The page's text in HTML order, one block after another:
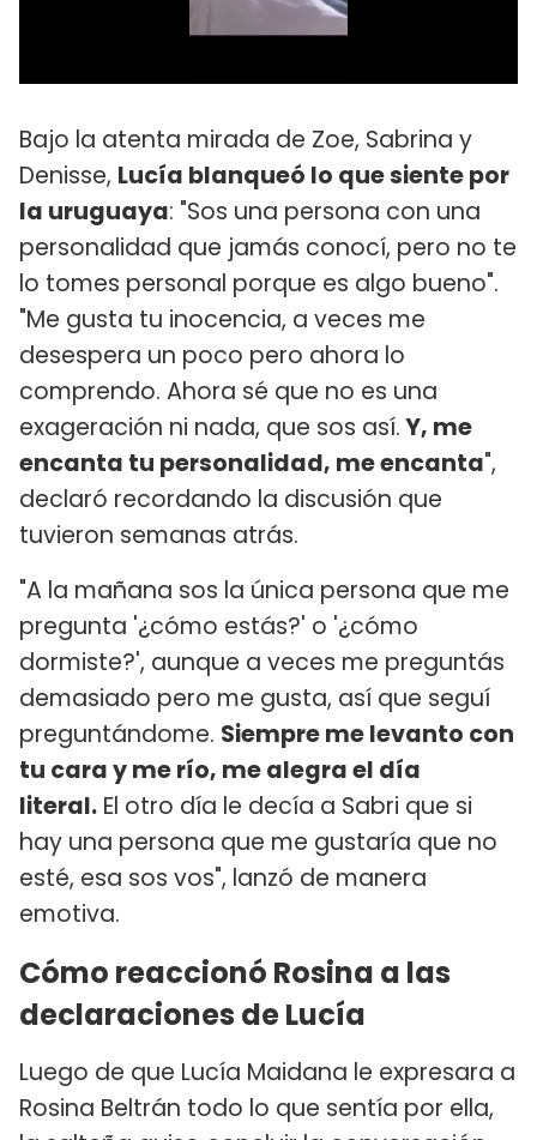
Bajo la atenta mirada de Zoe, Sabrina y
Denisse, Lucía blanqueó lo que siente por
la uruguaya: "Sos una persona con una
personalidad que jamás conocí, pero no te
lo tomes personal porque es algo bueno".
"Me gusta tu inocencia, a veces me
desespera un poco pero ahora lo
comprendo. Ahora sé que no es una
exageración ni nada, que sos así.Y, me
encanta tu personalidad, me encanta",
declaró recordando la discusión que
tuvieron semanas atrás.
"A la mañana sos la única persona que me
pregunta '¿cómo estás?' o '¿cómo
dormiste?', aunque a veces me preguntás
demasiado pero me gusta, así que seguí
preguntándome. Siempre me levanto con
tu cara y me río, me alegra el día
literal. El otro día le decía a Sabri que si
hay una persona que me gustaría que no
esté, esa sos vos", lanzó de manera
emotiva.
Cómo reaccionó Rosina a las
declaraciones de Lucía
Luego de que Lucía Maidana le expresara a
Rosina Beltrán todo lo que sentía por ella,